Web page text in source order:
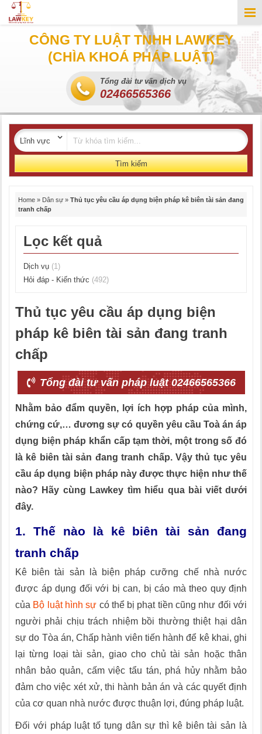
CÔNG TY LUẬT TNHH LAWKEY
(CHÌA KHOÁ PHÁP LUẬT)
Tổng đài tư vấn dịch vụ
02466565366
Tìm kiếm
Home » Dân sự » Thủ tục yêu cầu áp dụng biện pháp kê biên tài sản đang
tranh chấp
Lọc kết quả
Dịch vụ (1)
Hỏi đáp - Kiến thức (492)
Thủ tục yêu cầu áp dụng biện
pháp kê biên tài sản đang tranh
chấp
Tổng đài tư vấn pháp luật 02466565366
Nhằm bảo đẩm quyền, lợi ích hợp pháp của mình,
chứng cứ,… đương sự có quyền yêu cầu Toà án áp
dụng biện pháp khẩn cấp tạm thời, một trong số đó
là kê biên tài sản đang tranh chấp. Vậy thủ tục yêu
cầu áp dụng biện pháp này được thực hiện như thế
nào? Hãy cùng Lawkey tìm hiểu qua bài viết dưới
đây.
1. Thế nào là kê biên tài sản đang
tranh chấp
Kê biên tài sản là biện pháp cưỡng chế nhà nước
được áp dụng đối với bị can, bị cáo mà theo quy định
của Bộ luật hình sự có thể bị phạt tiền cũng như đối với
người phải chịu trách nhiệm bồi thường thiệt hại dân
sự do Tòa án, Chấp hành viên tiến hành để kê khai, ghi
lại từng loại tài sản, giao cho chủ tài sản hoặc thân
nhân bảo quản, cấm việc tẩu tán, phá hủy nhằm bảo
đảm cho việc xét xử, thi hành bản án và các quyết định
của cơ quan nhà nước được thuận lợi, đúng pháp luật.
Đối với pháp luật tố tụng dân sự thì kê biên tài sản là